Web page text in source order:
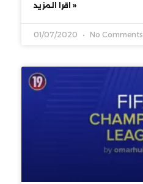
اقرا المزيد »
01/07/2020 No Comments